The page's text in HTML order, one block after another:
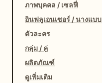
ภาพบุคคล / เซลฟี่
อินฟลูเอนเซอร์ / นางแบบ
ตัวละคร
กลุ่ม / คู่
ผลิตภัณฑ์
ดูเพิ่มเติม